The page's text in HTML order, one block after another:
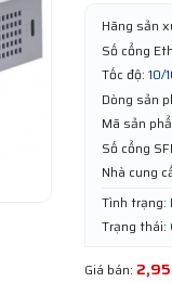
Hãng sản
Số cổng
Tốc độ: 10/
Dòng sản
Mã sản
Số cổng
Nhà cung
Tình trạng:
Trạng thái:
Giá bán: